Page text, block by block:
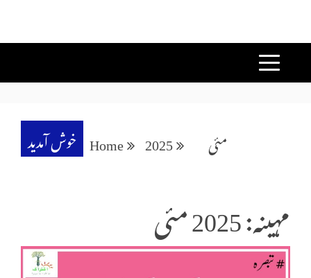
خوش آمدید Home 2025 مئی
مہینہ: 2025 مئی